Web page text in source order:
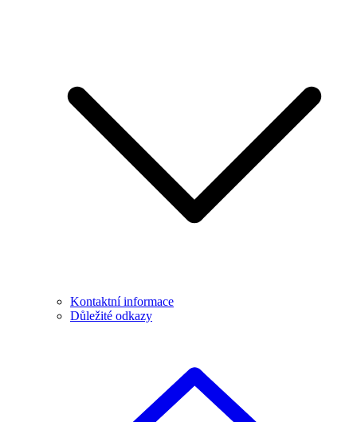
Kontaktní informace
Důležité odkazy